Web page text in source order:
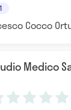
Cocco
Medico